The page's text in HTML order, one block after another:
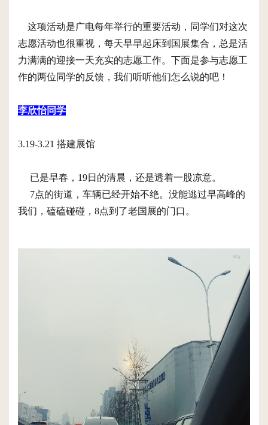
这项活动是广电每年举行的重要活动，同学们对这次
志愿活动也很重视，每天早早起床到国展集合，总是活
力满满的迎接一天充实的志愿工作。下面是参与志愿工
作的两位同学的反馈，我们听听他们怎么说的吧！
李欣怡同学
3.19-3.21 搭建展馆
已是早春，19日的清晨，还是透着一股凉意。
7点的街道，车辆已经开始不绝。没能逃过早高峰的
我们，磕磕碰碰，8点到了老国展的门口。